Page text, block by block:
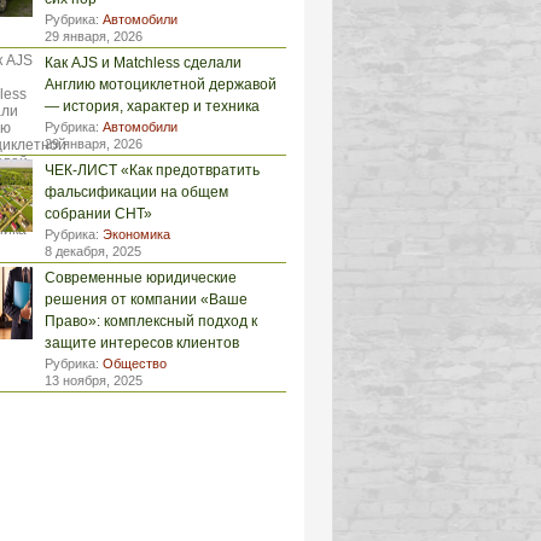
Рубрика: Автомобили
29 января, 2026
Как AJS и Matchless сделали
Англию мотоциклетной державой
— история, характер и техника
Рубрика: Автомобили
29 января, 2026
ЧЕК-ЛИСТ «Как предотвратить
фальсификации на общем
собрании СНТ»
Рубрика: Экономика
8 декабря, 2025
Современные юридические
решения от компании «Ваше
Право»: комплексный подход к
защите интересов клиентов
Рубрика: Общество
13 ноября, 2025